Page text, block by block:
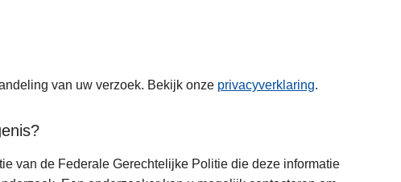
van uw verzoek. Bekijk onze privacyverklaring.
van de Federale Gerechtelijke Politie die deze informatie